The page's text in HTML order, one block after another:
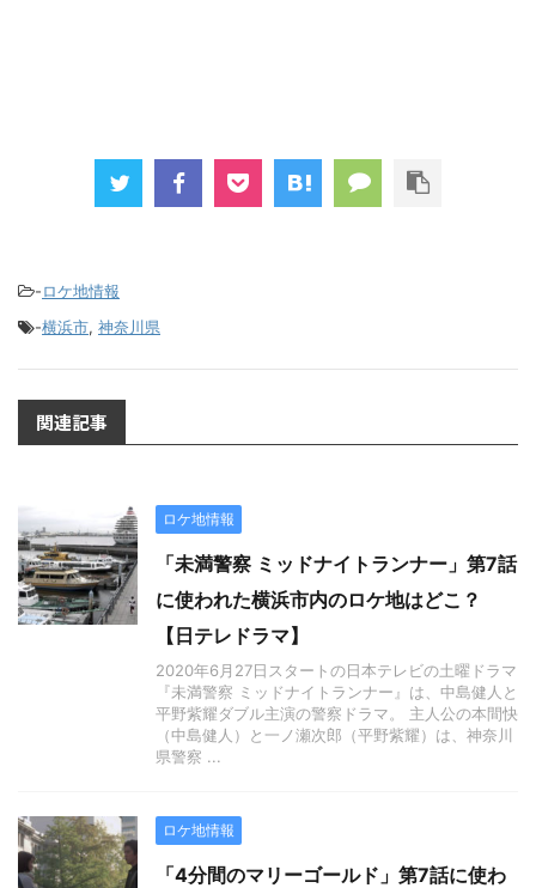
-ロケ地情報
-横浜市, 神奈川県
関連記事
ロケ地情報
「未満警察 ミッドナイトランナー」第7話
に使われた横浜市内のロケ地はどこ？
【日テレドラマ】
2020年6月27日スタートの日本テレビの土曜ドラマ
『未満警察 ミッドナイトランナー』は、中島健人と
平野紫耀ダブル主演の警察ドラマ。 主人公の本間快
（中島健人）と一ノ瀬次郎（平野紫耀）は、神奈川
県警察 ...
ロケ地情報
「4分間のマリーゴールド」第7話に使わ